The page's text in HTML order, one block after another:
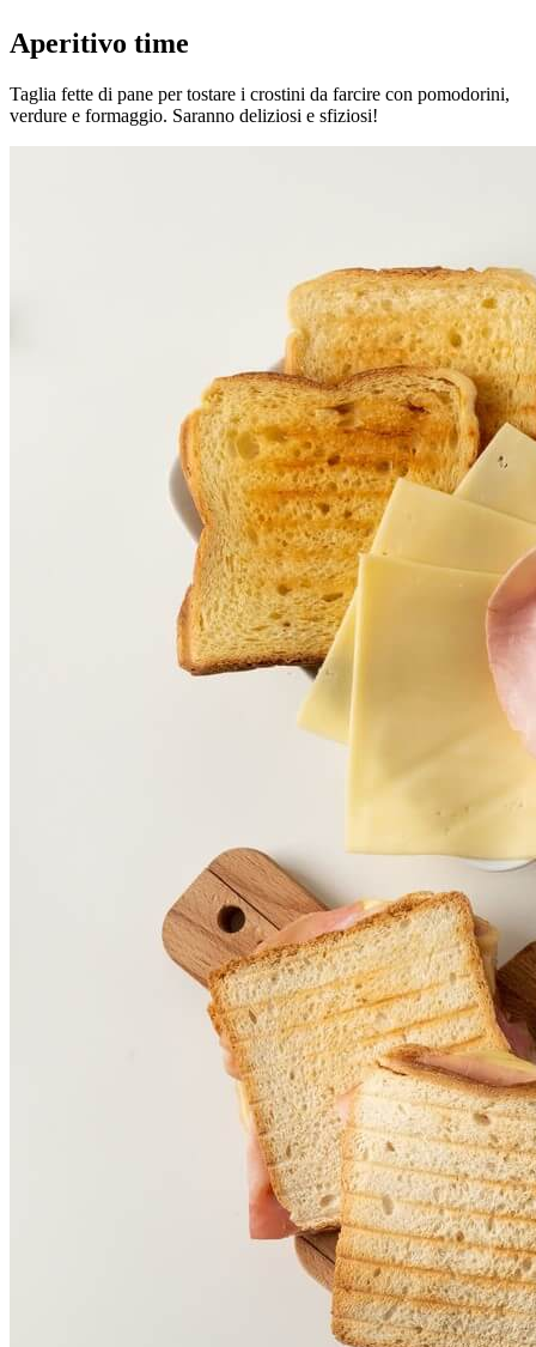
Aperitivo time
Taglia fette di pane per tostare i crostini da farcire con pomodorini,
verdure e formaggio. Saranno deliziosi e sfiziosi!